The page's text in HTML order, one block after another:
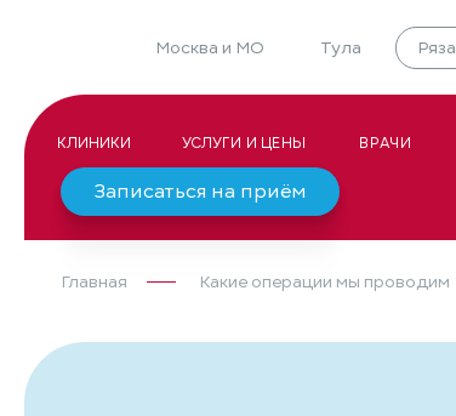
Москва и МО Тула
КЛИНИКИ УСЛУГИ И ЦЕНЫ ВРАЧИ
Записаться на приём
Главная Какие операции мы проводим